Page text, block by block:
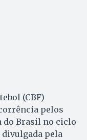
(CBF)
pelos
do Brasil no ciclo
divulgada pela